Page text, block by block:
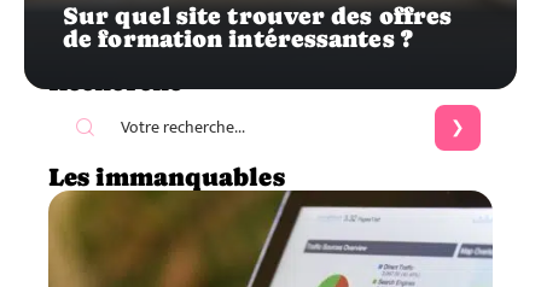
Sur quel site trouver des offres
de formation intéressantes ?
Recherche
Les immanquables